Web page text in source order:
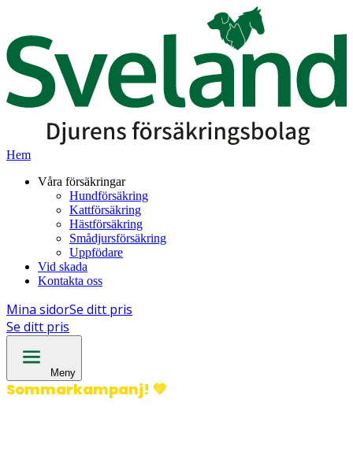
Hem
Våra försäkringar
Hundförsäkring
Kattförsäkring
Hästförsäkring
Smådjursförsäkring
Uppfödare
Vid skada
Kontakta oss
Mina sidorSe ditt pris
Se ditt pris
Meny
Sommarkampanj! 💚